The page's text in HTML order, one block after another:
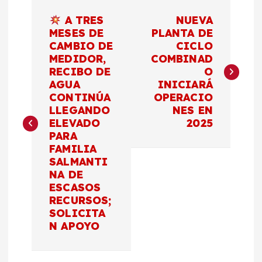
g
A TRES
MESES DE
CAMBIO DE
MEDIDOR,
RECIBO DE
AGUA
CONTINÚA
LLEGANDO
ELEVADO
PARA
FAMILIA
SALMANTI
NA DE
ESCASOS
RECURSOS;
SOLICITA
N APOYO
NUEVA
PLANTA DE
CICLO
COMBINAD
O
INICIARÁ
OPERACIO
NES EN
2025